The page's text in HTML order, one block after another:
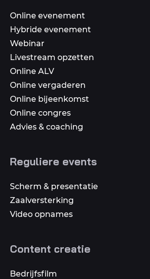
Online evenement
Hybride evenement
Webinar
Livestream opzetten
Online ALV
Online vergaderen
Online bijeenkomst
Online congres
Advies & coaching
Reguliere events
Scherm & presentatie
Zaalversterking
Video opnames
Content creatie
Bedrijfsfilm